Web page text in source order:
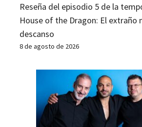
Reseña del episodio 5 de la
House of the Dragon: El extraño
descanso
8 de agosto de 2026